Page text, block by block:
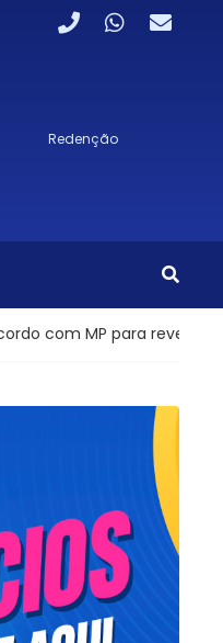
Redenção
para revezar cuidados